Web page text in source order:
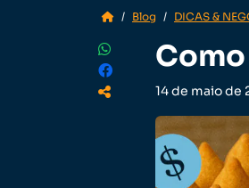
Blog DICAS &
14 de maio de